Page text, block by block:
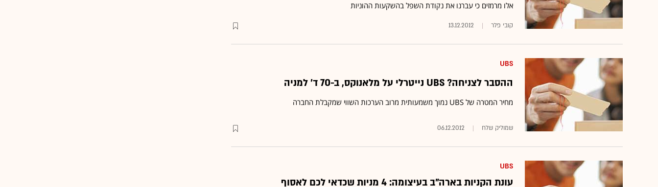
אלו מרמזים כי עברנו את נקודת השפל בהשקעות ההוניות
קובי פלר 13.12.2012
UBS
ההסבר לצניחה? UBS נייטרלי על מלאנוקס, ב-70 ד' למניה
מחיר המטרה של UBS נמוך משמעותית מרוב הערכות השווי שמקבלת החברה
שמוליק שלח 06.12.2012
UBS
עונת הקניות בארה"ב בעיצומה: 4 מניות שכדאי לכם לאסוף